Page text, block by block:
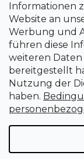
Informationen
Website an
Werbung und
führen diese
weiteren Daten
bereitgestellt
Nutzung der
haben.